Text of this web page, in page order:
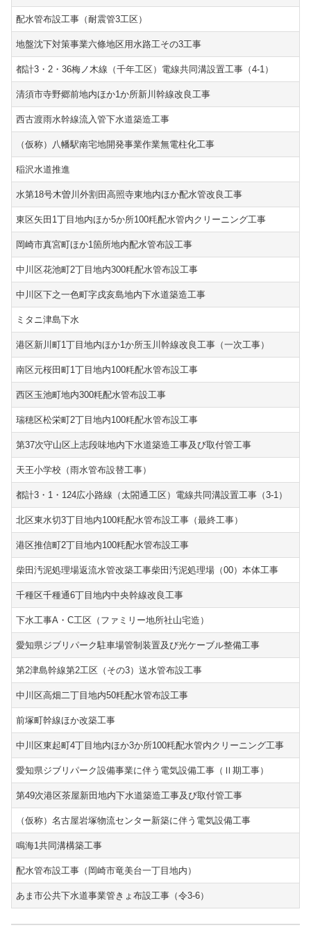
配水管布設工事（耐震管3工区）
地盤沈下対策事業六條地区用水路工その3工事
都計3・2・36梅ノ木線（千年工区）電線共同溝設置工事（4-1）
清須市寺野郷前地内ほか1か所新川幹線改良工事
西古渡雨水幹線流入管下水道築造工事
（仮称）八幡駅南宅地開発事業作業無電柱化工事
稲沢水道推進
水第18号木曽川外割田高照寺東地内ほか配水管改良工事
東区矢田1丁目地内ほか5か所100粍配水管内クリーニング工事
岡崎市真宮町ほか1箇所地内配水管布設工事
中川区花池町2丁目地内300粍配水管布設工事
中川区下之一色町字戌亥島地内下水道築造工事
ミタニ津島下水
港区新川町1丁目地内ほか1か所玉川幹線改良工事（一次工事）
南区元桜田町1丁目地内100粍配水管布設工事
西区玉池町地内300粍配水管布設工事
瑞穂区松栄町2丁目地内100粍配水管布設工事
第37次守山区上志段味地内下水道築造工事及び取付管工事
天王小学校（雨水管布設替工事）
都計3・1・124広小路線（太閤通工区）電線共同溝設置工事（3-1）
北区東水切3丁目地内100粍配水管布設工事（最終工事）
港区推信町2丁目地内100粍配水管布設工事
柴田汚泥処理場返流水管改築工事柴田汚泥処理場（00）本体工事
千種区千種通6丁目地内中央幹線改良工事
下水工事A・C工区（ファミリー地所社山宅造）
愛知県ジブリパーク駐車場管制装置及び光ケーブル整備工事
第2津島幹線第2工区（その3）送水管布設工事
中川区高畑二丁目地内50粍配水管布設工事
前塚町幹線ほか改築工事
中川区東起町4丁目地内ほか3か所100粍配水管内クリーニング工事
愛知県ジブリパーク設備事業に伴う電気設備工事（Ⅱ期工事）
第49次港区茶屋新田地内下水道築造工事及び取付管工事
（仮称）名古屋岩塚物流センター新築に伴う電気設備工事
鳴海1共同溝構築工事
配水管布設工事（岡崎市竜美台一丁目地内）
あま市公共下水道事業管きょ布設工事（令3-6）